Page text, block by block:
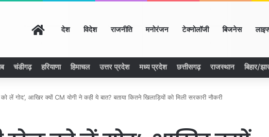
Homeदेश विदेश राजनीति मनोरंजन टेक्नोलॉजी बिजनेस
चंडीगढ़ हरियाणा हिमाचल उत्तर प्रदेश मध्य प्रदेश छत्तीसगढ़ राजस्थान बिहार/
लें गोद’, आखिर क्यों CM योगी ने कही ये बात? बताया कितने खिलाड़ियों को मिली सरकारी नौकरी